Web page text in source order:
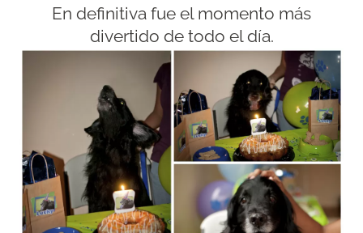
En definitiva fue el momento más
divertido de todo el día.